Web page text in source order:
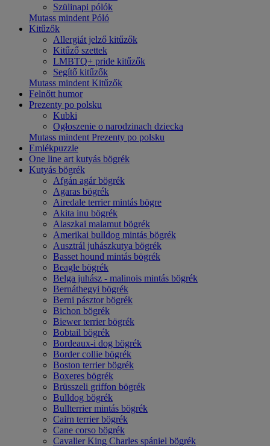
Szülinapi pólók
Mutass mindent Póló
Kitűzők
Allergiát jelző kitűzők
Kitűző szettek
LMBTQ+ pride kitűzők
Segítő kitűzők
Mutass mindent Kitűzők
Felnőtt humor
Prezenty po polsku
Kubki
Ogłoszenie o narodzinach dziecka
Mutass mindent Prezenty po polsku
Emlékpuzzle
One line art kutyás bögrék
Kutyás bögrék
Afgán agár bögrék
Agaras bögrék
Airedale terrier mintás bögre
Akita inu bögrék
Alaszkai malamut bögrék
Amerikai bulldog mintás bögrék
Ausztrál juhászkutya bögrék
Basset hound mintás bögrék
Beagle bögrék
Belga juhász - malinois mintás bögrék
Bernáthegyi bögrék
Berni pásztor bögrék
Bichon bögrék
Biewer terrier bögrék
Bobtail bögrék
Bordeaux-i dog bögrék
Border collie bögrék
Boston terrier bögrék
Boxeres bögrék
Brüsszeli griffon bögrék
Bulldog bögrék
Bullterrier mintás bögrék
Cairn terrier bögrék
Cane corso bögrék
Cavalier King Charles spániel bögrék